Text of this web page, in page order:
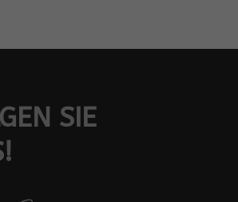
SIE